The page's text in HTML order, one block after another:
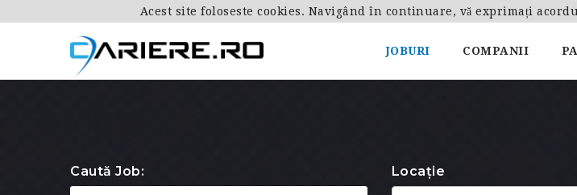
JOBURI COMPANII
Caută Job: Locație
Acest site foloseste cookies. Navigând în continuare, vă exprimați